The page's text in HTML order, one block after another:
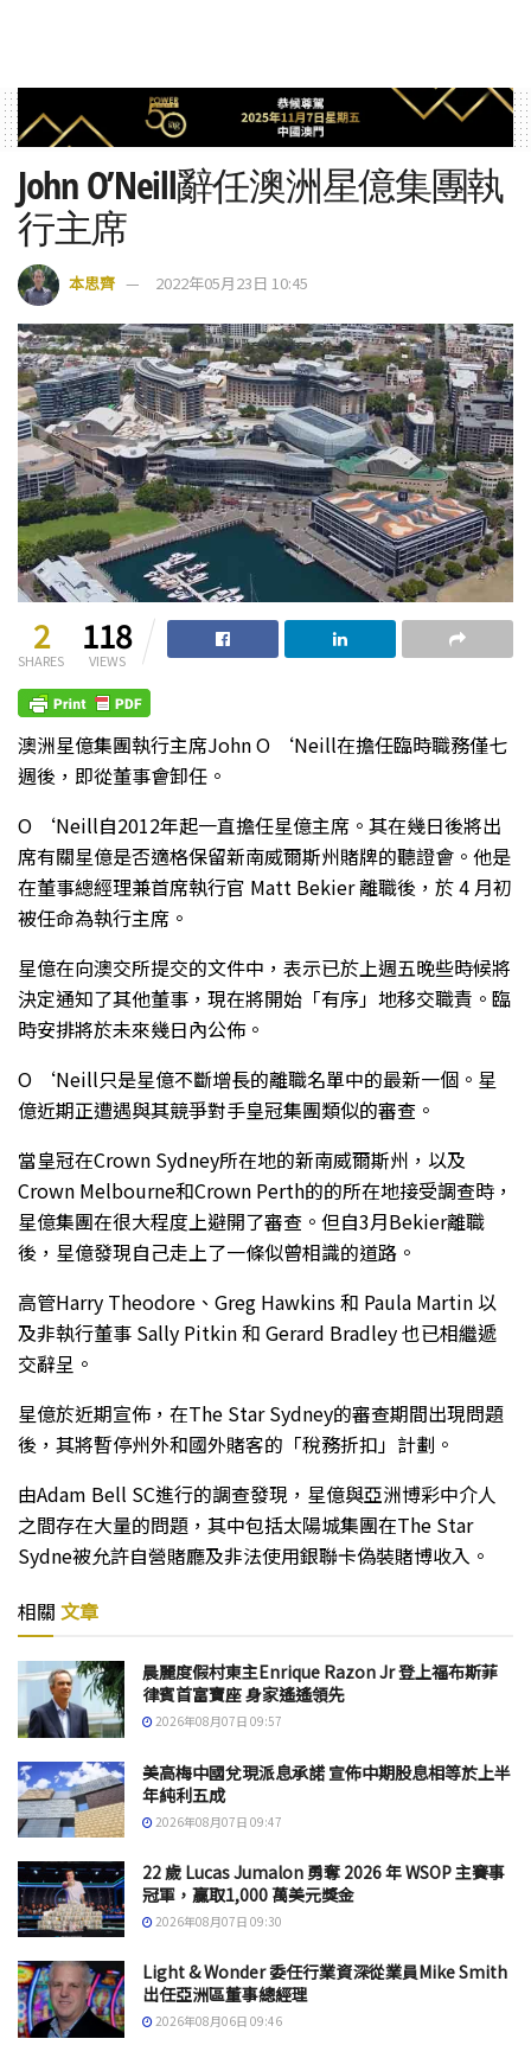
John O’Neill辭任澳洲星億集團執
行主席
本思齊 2022年05月23日 10:45
2
SHARES
118
VIEWS
澳洲星億集團執行主席John O ‘Neill在擔任臨時職務僅七
週後，即從董事會卸任。
O ‘Neill自2012年起一直擔任星億主席。其在幾日後將出
席有關星億是否適格保留新南威爾斯州賭牌的聽證會。他是
在董事總經理兼首席執行官 Matt Bekier 離職後，於 4 月初
被任命為執行主席。
星億在向澳交所提交的文件中，表示已於上週五晚些時候將
決定通知了其他董事，現在將開始「有序」地移交職責。臨
時安排將於未來幾日內公佈。
O ‘Neill只是星億不斷增長的離職名單中的最新一個。星
億近期正遭遇與其競爭對手皇冠集團類似的審查。
當皇冠在Crown Sydney所在地的新南威爾斯州，以及
Crown Melbourne和Crown Perth的的所在地接受調查時，
星億集團在很大程度上避開了審查。但自3月Bekier離職
後，星億發現自己走上了一條似曾相識的道路。
高管Harry Theodore、Greg Hawkins 和 Paula Martin 以
及非執行董事 Sally Pitkin 和 Gerard Bradley 也已相繼遞
交辭呈。
星億於近期宣佈，在The Star Sydney的審查期間出現問題
後，其將暫停州外和國外賭客的「稅務折扣」計劃。
由Adam Bell SC進行的調查發現，星億與亞洲博彩中介人
之間存在大量的問題，其中包括太陽城集團在The Star
Sydne被允許自營賭廳及非法使用銀聯卡偽裝賭博收入。
相關 文章
晨麗度假村東主Enrique Razon Jr 登上福布斯菲
律賓首富寶座 身家遙遙領先
2026年08月07日 09:57
美高梅中國兌現派息承諾 宣佈中期股息相等於上半
年純利五成
2026年08月07日 09:47
22 歲 Lucas Jumalon 勇奪 2026 年 WSOP 主賽事
冠軍，贏取1,000 萬美元獎金
2026年08月07日 09:30
Light & Wonder 委任行業資深從業員Mike Smith
出任亞洲區董事總經理
2026年08月06日 09:46